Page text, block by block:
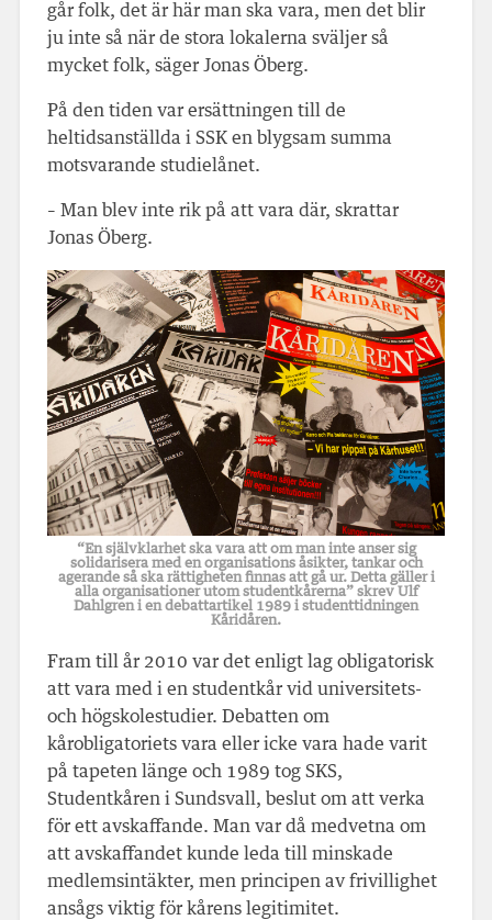
går folk, det är här man ska vara, men det blir
ju inte så när de stora lokalerna sväljer så
mycket folk, säger Jonas Öberg.
På den tiden var ersättningen till de
heltidsanställda i SSK en blygsam summa
motsvarande studielånet.
– Man blev inte rik på att vara där, skrattar
Jonas Öberg.
“En självklarhet ska vara att om man inte anser sig
solidarisera med en organisations åsikter, tankar och
agerande så ska rättigheten finnas att gå ur. Detta gäller i
alla organisationer utom studentkårerna” skrev Ulf
Dahlgren i en debattartikel 1989 i studenttidningen
Kåridåren.
Fram till år 2010 var det enligt lag obligatorisk
att vara med i en studentkår vid universitets-
och högskolestudier. Debatten om
kårobligatoriets vara eller icke vara hade varit
på tapeten länge och 1989 tog SKS,
Studentkåren i Sundsvall, beslut om att verka
för ett avskaffande. Man var då medvetna om
att avskaffandet kunde leda till minskade
medlemsintäkter, men principen av frivillighet
ansågs viktig för kårens legitimitet.